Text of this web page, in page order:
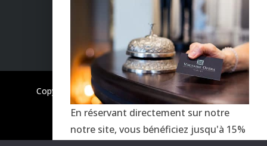
Copyright© Hôtel Voltaire Opéra | Votre hôtel de
charme en centre-ville de Nantes
Mentions légales
En réservant directement sur notre
notre site, vous bénéficiez jusqu'à 15%